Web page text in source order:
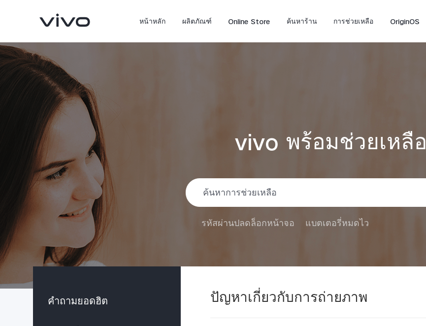
หน้าหลัก ผลิตภัณฑ์ Online Store ค้นหาร้าน การช่วยเหลือ OriginOS
X300 Pro
vivo พร้อมช่วยเหลือ
รหัสผ่านปลดล็อกหน้าจอ แบตเตอรี่หมดไว
คำถามยอดฮิต ปัญหาเกี่ยวกับการถ่ายภาพ